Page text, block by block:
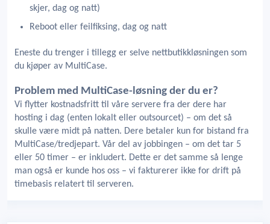
skjer, dag og natt)
Reboot eller feilfiksing, dag og natt
Eneste du trenger i tillegg er selve nettbutikkløsningen som
du kjøper av MultiCase.
Problem med MultiCase-løsning der du er?
Vi flytter kostnadsfritt til våre servere fra der dere har
hosting i dag (enten lokalt eller outsourcet) – om det så
skulle være midt på natten. Dere betaler kun for bistand fra
MultiCase/tredjepart. Vår del av jobbingen – om det tar 5
eller 50 timer – er inkludert. Dette er det samme så lenge
man også er kunde hos oss – vi fakturerer ikke for drift på
timebasis relatert til serveren.